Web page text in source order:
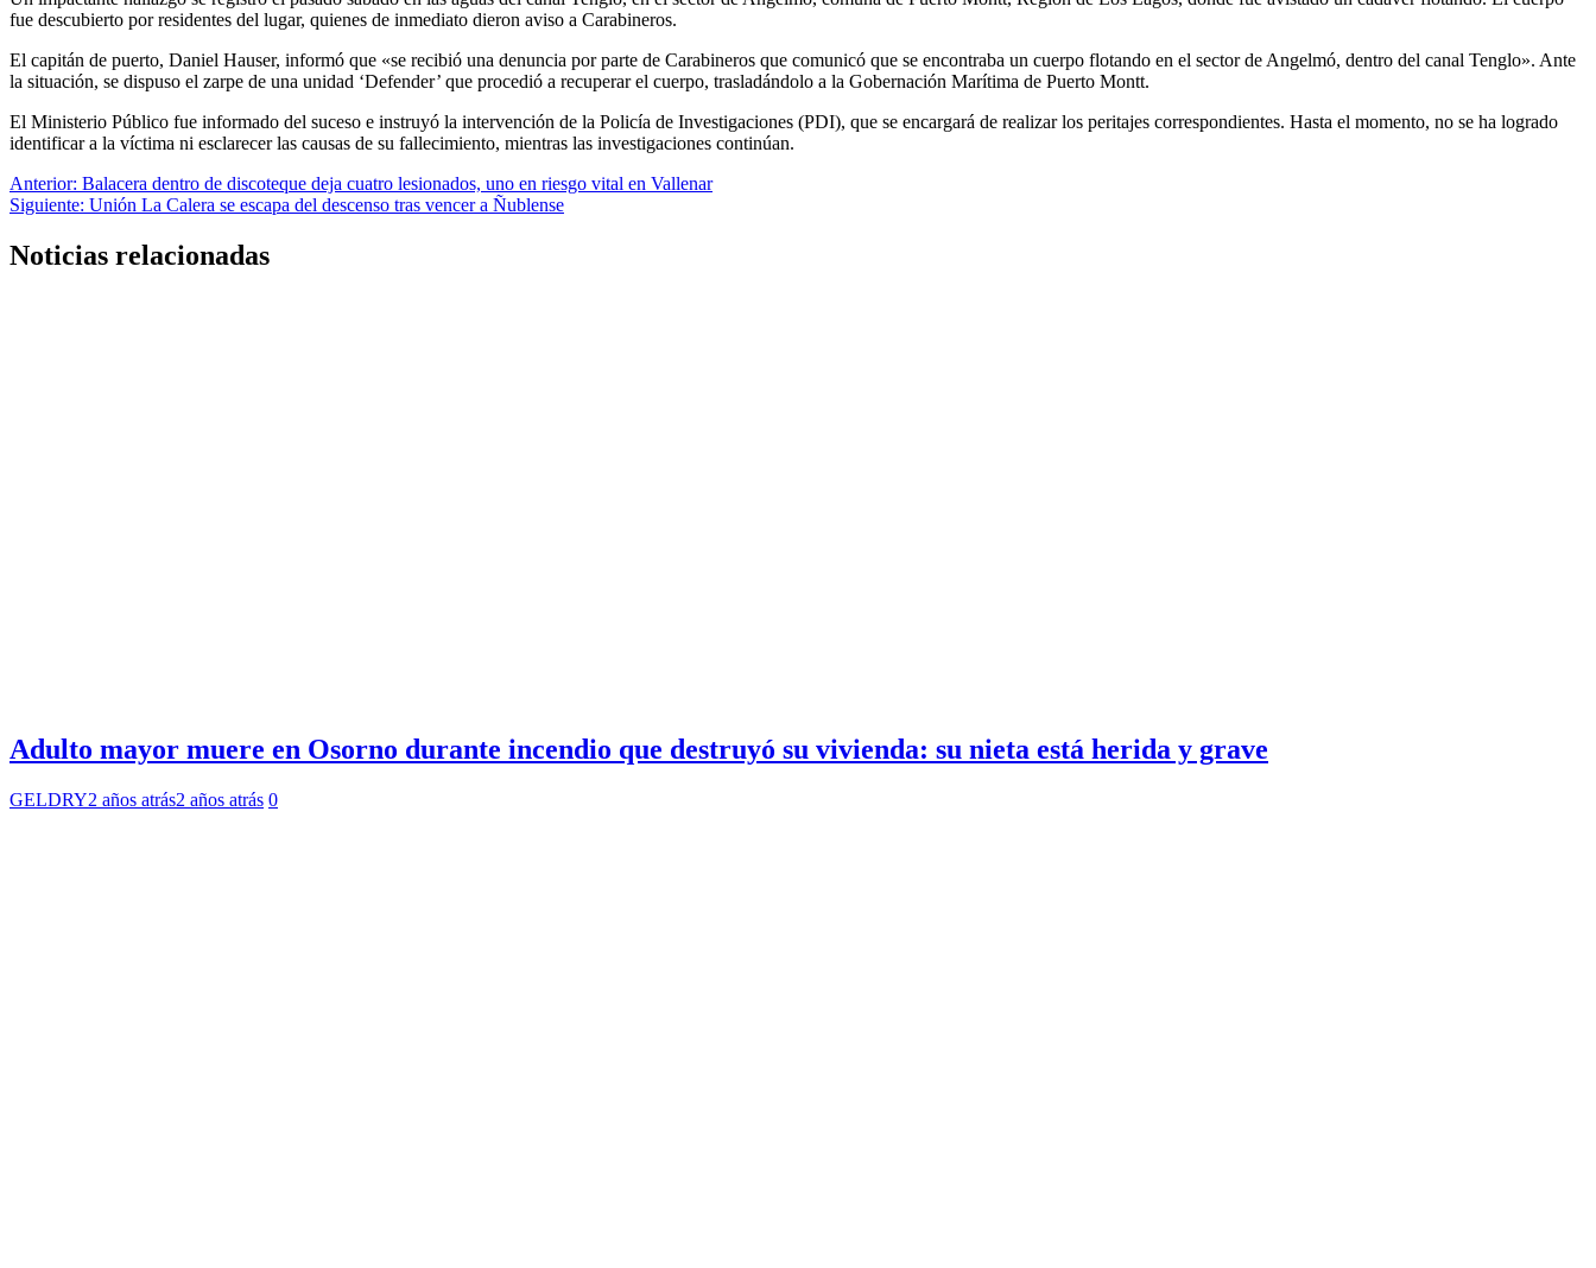
fue descubierto por residentes del lugar, quienes de inmediato dieron aviso a Carabineros.
El capitán de puerto, Daniel Hauser, informó que «se recibió una denuncia por parte de Carabineros que comunicó que se encontraba un cuerpo flotando en el sector de Angelmó, dentro del canal Tenglo». Ante
la situación, se dispuso el zarpe de una unidad ‘Defender’ que procedió a recuperar el cuerpo, trasladándolo a la Gobernación Marítima de Puerto Montt.
El Ministerio Público fue informado del suceso e instruyó la intervención de la Policía de Investigaciones (PDI), que se encargará de realizar los peritajes correspondientes. Hasta el momento, no se ha logrado
identificar a la víctima ni esclarecer las causas de su fallecimiento, mientras las investigaciones continúan.
Navegación
de
entradas
Anterior: Balacera dentro de discoteque deja cuatro lesionados, uno en riesgo vital en Vallenar
Siguiente: Unión La Calera se escapa del descenso tras vencer a Ñublense
Noticias relacionadas
Adulto mayor muere en Osorno durante incendio que destruyó su vivienda: su nieta está herida y grave
GELDRY2 años atrás2 años atrás 0